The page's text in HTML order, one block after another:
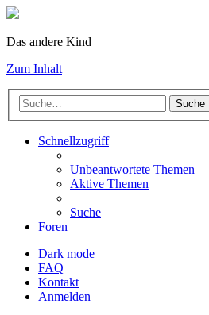
Das andere Kind
Zum Inhalt
Suche
Schnellzugriff
Unbeantwortete Themen
Aktive Themen
Suche
Foren
Dark mode
FAQ
Kontakt
Anmelden